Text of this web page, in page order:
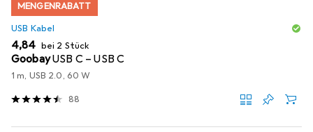
MENGENRABATT
USB Kabel
EUR
4,84 bei 2 Stück
GoobayUSB C – USB C
1 m, USB 2.0, 60 W
88